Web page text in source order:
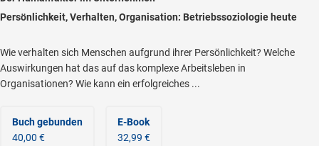
Persönlichkeit, Verhalten, Organisation: Betriebssoziologie heute
Wie verhalten sich Menschen aufgrund ihrer Persönlichkeit? Welche
Auswirkungen hat das auf das komplexe Arbeitsleben in
Organisationen? Wie kann ein erfolgreiches ...
Buch gebunden
40,00 €
E-Book
32,99 €